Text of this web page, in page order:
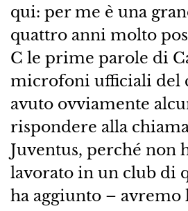
qui: per me è una
quattro anni molto
C le prime parole di
microfoni ufficiali del
avuto ovviamente
rispondere alla
Juventus, perché non
lavorato in un club di
ha aggiunto – avremo